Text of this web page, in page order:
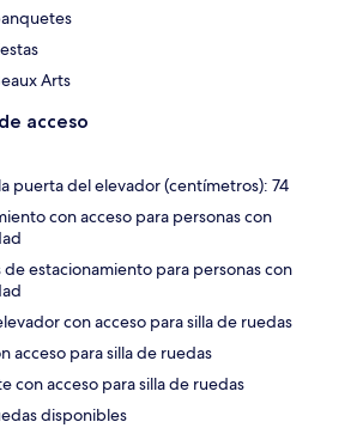
Arts
acceso
puerta del elevador (centímetros): 74
con acceso para personas con
de estacionamiento para personas con
con acceso para silla de ruedas
acceso para silla de ruedas
con acceso para silla de ruedas
disponibles